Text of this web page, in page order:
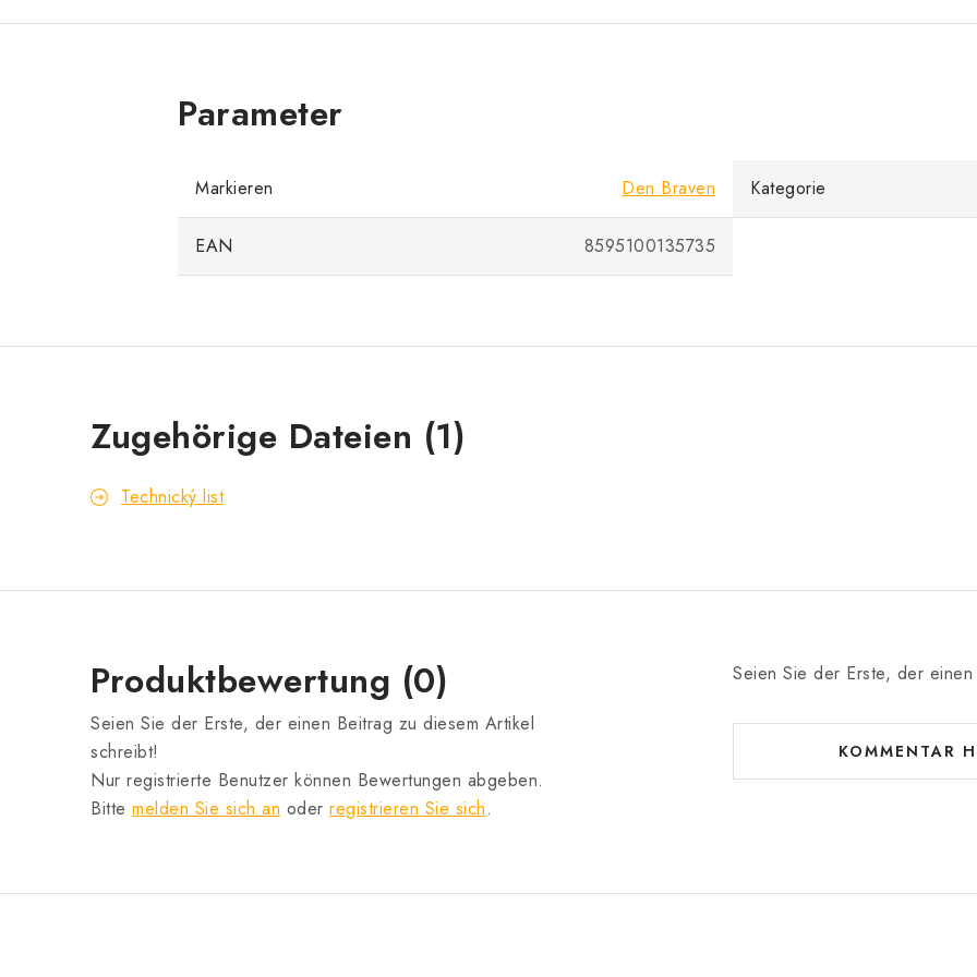
Markieren Den Braven Kategorie
EAN 8595100135735
Zugehörige Dateien (1)
Technický list
Produktbewertung (0)
Seien Sie der Erste, der einen Beitrag zu diesem Artikel
schreibt!
Nur registrierte Benutzer können Bewertungen abgeben.
Bitte melden Sie sich an oder registrieren Sie sich.
Seien Sie der Erste, der
KOMMENTAR